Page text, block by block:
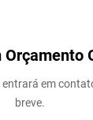
Orçamento
em
breve.